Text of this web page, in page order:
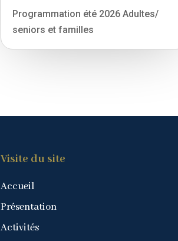
Programmation été 2026 Adultes/
seniors et familles
Visite du site
Accueil
Présentation
Activités